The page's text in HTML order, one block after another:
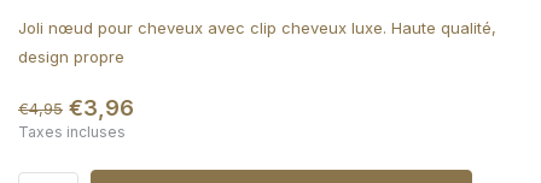
Joli nœud pour cheveux avec clip cheveux luxe. Haute qualité,
design propre
€4,95 €3,96
Taxes incluses